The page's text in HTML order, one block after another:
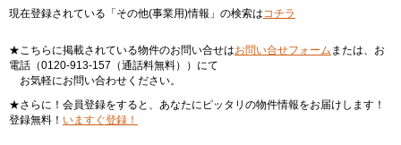
現在登録されている「その他(事業用)情報」の検索はコチラ
★こちらに掲載されている物件のお問い合せはお問い合せフォーム または、お
電話（0120-913-157（通話料無料））にて
お気軽にお問い合わせください。
★さらに！会員登録をすると、あなたにピッタリの物件情報をお届けします！
登録無料！ いますぐ登録！